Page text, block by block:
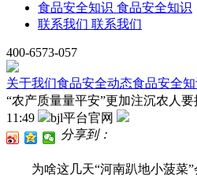
食品安全知识 食品安全知识
联系我们 联系我们
400-6573-057
关于我们食品安全动态食品安全知
“农产质量量平安”更加注沉农人
11:49
bjl平台官网
分享到：
为啥这几天“河南趴地小菠菜”